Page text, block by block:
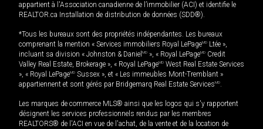
appartient à l'Association canadienne de l’immobilier (ACI) et identifie le
REALTOR.ca Installation de distribution de données (SDD®).
*Tous les bureaux sont des propriétés indépendantes. Les bureaux
comprenant la mention « Services immobiliers Royal LePageMD Ltée »,
incluant sa division « Johnston & Daniel MD », « Royal LePageMD Credit
Valley Real Estate, Brokerage », « Royal LePageMD West Real Estate Services
», « Royal LePageMD Sussex », et « Les immeubles Mont-Tremblant »
appartiennent et sont gérés par Bridgemarq Real Estate ServicesMD.
Les marques de commerce MLS® ainsi que les logos qui s'y rapportent
désignent les services professionnels rendus par les membres
REALTORS® de l'ACI en vue de l'achat, de la vente et de la location de